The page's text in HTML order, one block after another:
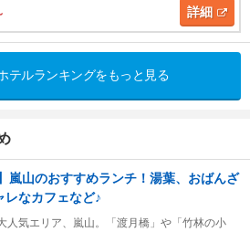
詳細
テルランキングをもっと見る
嵐山のおすすめランチ！湯葉、おばんざ
レなカフェなど♪
人気エリア、嵐山。「渡月橋」や「竹林の小